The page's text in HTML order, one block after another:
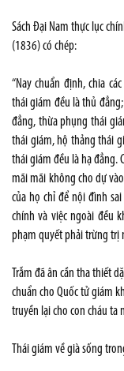
Sách Đại Nam thực lục
(1836) có chép:
“Nay chuẩn định, chia
thái giám đều là thủ
đẳng, thừa phụng thái
thái giám, hộ thảng thái
thái giám đều là hạ đẳng.
mãi mãi không cho dự
của họ chỉ để nội đình
chính và việc ngoài đều
phạm quyết phải trừng trị
Trẫm đã ân cần tha thiết
chuẩn cho Quốc tử giám
truyền lại cho con cháu
Thái giám về già sống